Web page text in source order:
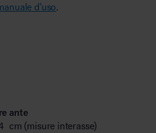
d’uso.
ante
cm (misure interasse)